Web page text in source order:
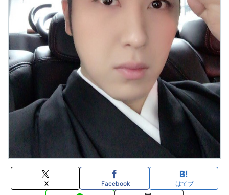
X Facebook はてブ